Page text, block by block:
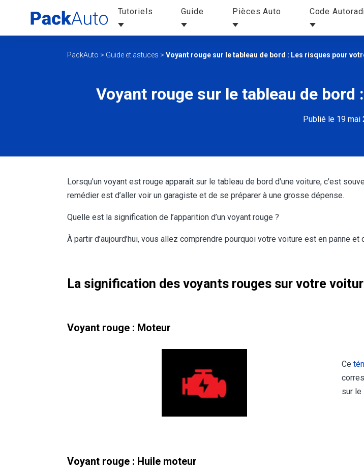
Tutoriels Guide Pièces Auto Code
PackAuto > Guide et astuces > Voyant rouge sur le tableau de bord : Les risques pour
Voyant rouge sur le tableau de
Publié le 19 mai
Lorsqu'un voyant est rouge apparaît sur le tableau de bord d'une voiture, c'est
remédier est d’aller voir un garagiste et de se préparer à une grosse dépense.
Quelle est la signification de l’apparition d’un voyant rouge ?
À partir d’aujourd’hui, vous allez comprendre pourquoi votre voiture est en panne et
La signification des voyants rouges sur votre
Voyant rouge : Moteur
Ce
sur le
Voyant rouge : Huile moteur